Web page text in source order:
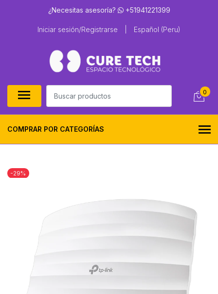
¿Necesitas asesoría? +51941221399
Iniciar sesión/Registrarse Español (Peru)
0
COMPRAR POR CATEGORÍAS
-29%